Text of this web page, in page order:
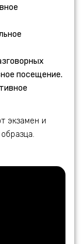
посещение.
экзамен и